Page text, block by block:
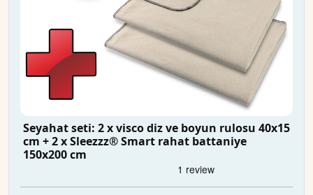
Seyahat seti: 2 x visco diz ve boyun rulosu 40x15
cm + 2 x Sleezzz® Smart rahat battaniye
150x200 cm